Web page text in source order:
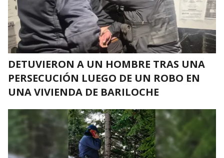
DETUVIERON A UN HOMBRE TRAS UNA
PERSECUCIÓN LUEGO DE UN ROBO EN
UNA VIVIENDA DE BARILOCHE